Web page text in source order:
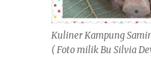
Kuliner Kampung
( Foto milik Bu Silvia